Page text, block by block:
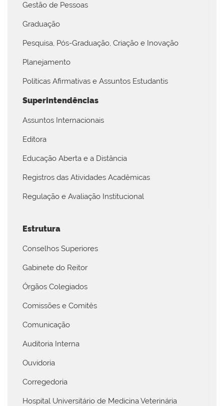
Gestão de Pessoas
Graduação
Pesquisa, Pós-Graduação, Criação e Inovação
Planejamento
Políticas Afirmativas e Assuntos Estudantis
Superintendências
Assuntos Internacionais
Editora
Educação Aberta e a Distância
Registros das Atividades Acadêmicas
Regulação e Avaliação Institucional
Estrutura
Conselhos Superiores
Gabinete do Reitor
Órgãos Colegiados
Comissões e Comitês
Comunicação
Auditoria Interna
Ouvidoria
Corregedoria
Hospital Universitário de Medicina Veterinária